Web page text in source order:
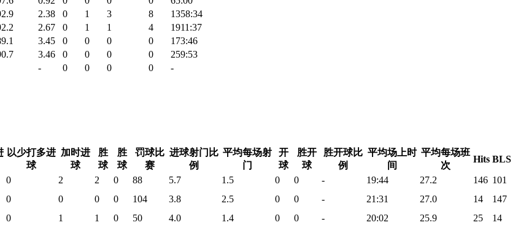
2.38 0 1 3 8
1358:34
2.67 0 1 1 4
1911:37
3.45 0 0 0 0
173:46
3.46 0 0 0 0
259:53
- 0 0 0 0
-
以少打多进
球
加时进
球
胜
球
胜
球
罚球比
赛
进球射门比
例
平均每场射
门
开
球
胜开
球
胜开球比
例
平均场上时
间
平均每场班
次
Hits BLS
0 2 2 0 88 5.7 1.5 0 0 - 19:44 27.2 146 101
0 0 0 0 104 3.8 2.5 0 0 - 21:31 27.0 14
147
0 1 1 0 50 4.0 1.4 0 0 - 20:02 25.9 25
14